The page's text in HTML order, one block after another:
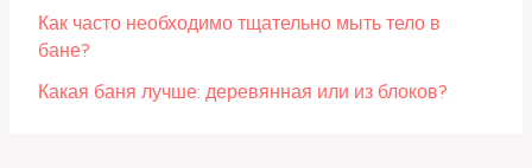
Как часто необходимо тщательно мыть тело в
бане?
Какая баня лучше: деревянная или из блоков?